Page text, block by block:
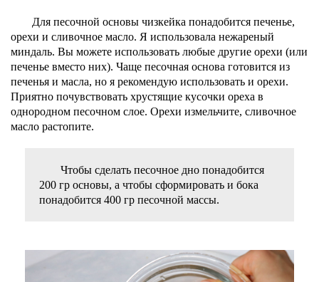
Для песочной основы чизкейка понадобится печенье,
орехи и сливочное масло. Я использовала нежареный
миндаль. Вы можете использовать любые другие орехи (или
печенье вместо них). Чаще песочная основа готовится из
печенья и масла, но я рекомендую использовать и орехи.
Приятно почувствовать хрустящие кусочки ореха в
однородном песочном слое. Орехи измельчите, сливочное
масло растопите.
Чтобы сделать песочное дно понадобится
200 гр основы, а чтобы сформировать и бока
понадобится 400 гр песочной массы.